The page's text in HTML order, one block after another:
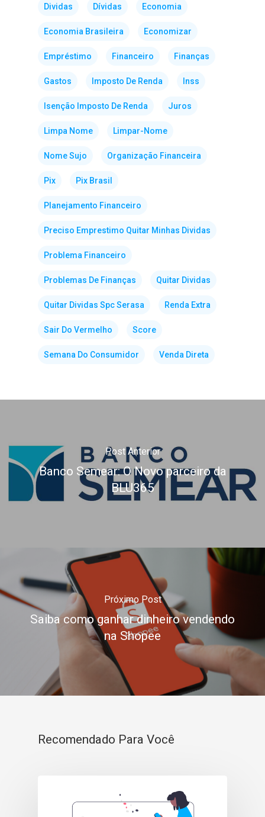
Dividas Dívidas Economia
Economia Brasileira Economizar
Empréstimo Financeiro Finanças
Gastos Imposto De Renda Inss
Isenção Imposto De Renda Juros
Limpa Nome Limpar-Nome
Nome Sujo Organização Financeira
Pix Pix Brasil
Planejamento Financeiro
Preciso Emprestimo Quitar Minhas Dividas
Problema Financeiro
Problemas De Finanças Quitar Dividas
Quitar Dividas Spc Serasa Renda Extra
Sair Do Vermelho Score
Semana Do Consumidor Venda Direta
Post Anterior
Banco Semear: O Novo parceiro da
BLU365
Próximo Post
Saiba como ganhar dinheiro vendendo
na Shopee
Recomendado Para Você